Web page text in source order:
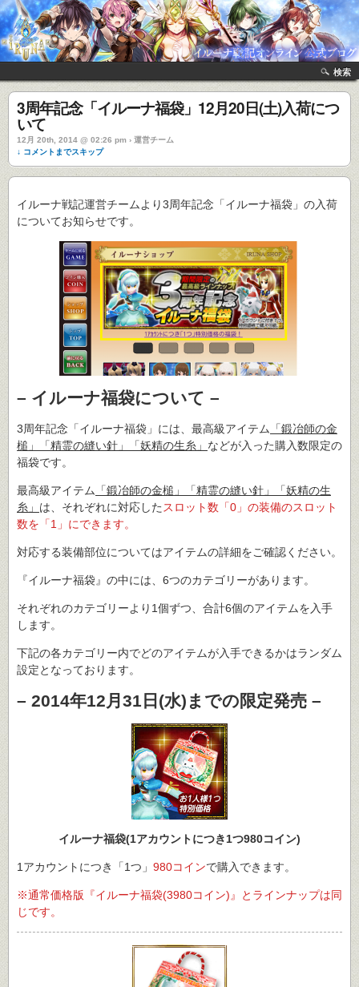
検索
3周年記念「イルーナ福袋」12月20日(土)入荷につ
いて
12月 20th, 2014 @ 02:26 pm › 運営チーム
↓ コメントまでスキップ
イルーナ戦記運営チームより3周年記念「イルーナ福袋」の入荷
についてお知らせです。
– イルーナ福袋について –
3周年記念「イルーナ福袋」には、最高級アイテム
「鍛冶師の金
槌」「精霊の縫い針」「妖精の生糸」 などが入った購入数限定の
福袋です。
最高級アイテム
「鍛冶師の金槌」「精霊の縫い針」「妖精の生
糸」 は、それぞれに対応した スロット数「0」の装備のスロット
数を「1」にできます。
対応する装備部位についてはアイテムの詳細をご確認ください。
『イルーナ福袋』の中には、6つのカテゴリーがあります。
それぞれのカテゴリーより1個ずつ、合計6個のアイテムを入手
します。
下記の各カテゴリー内でどのアイテムが入手できるかはランダム
設定となっております。
– 2014年12月31日(水)までの限定発売 –
イルーナ福袋(1アカウントにつき1つ980コイン)
1アカウントにつき「1つ」 980コインで購入できます。
※通常価格版『イルーナ福袋(3980コイン)』とラインナップは同
じです。